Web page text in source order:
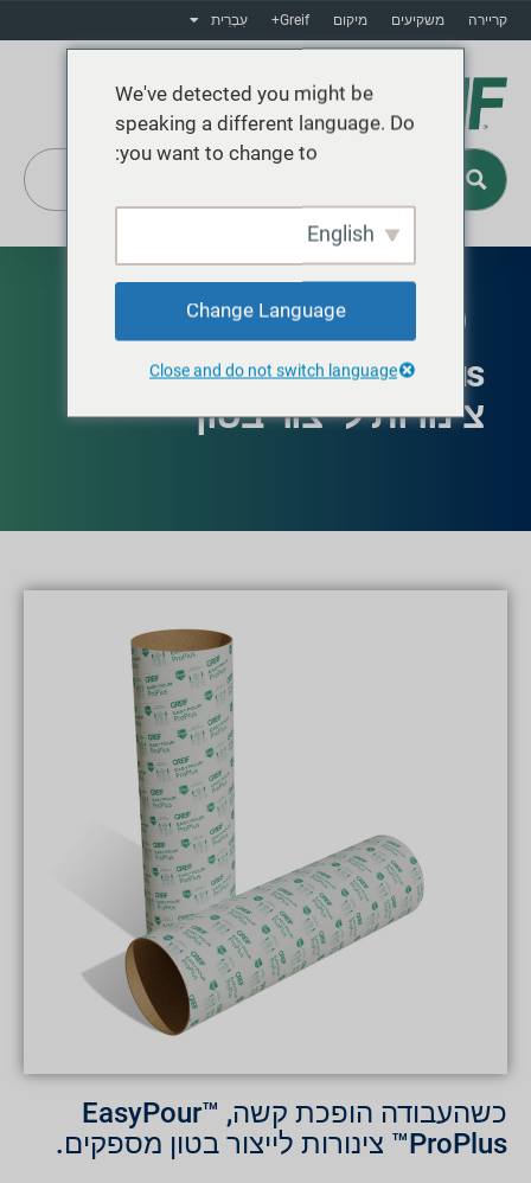
קריירה משקיעים מיקום Greif+ עִבְרִית
זמין בצפון אמריקה
EasyPour™ ProPlus™
צינורות לייצור בטון
כשהעבודה הופכת קשה, EasyPour™
ProPlus™ צינורות לייצור בטון מספקים.
We've detected you might be
speaking a different language. Do
you want to change to:
English
Change Language
Close and do not switch language